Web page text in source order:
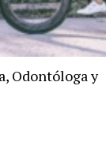
Odontóloga y